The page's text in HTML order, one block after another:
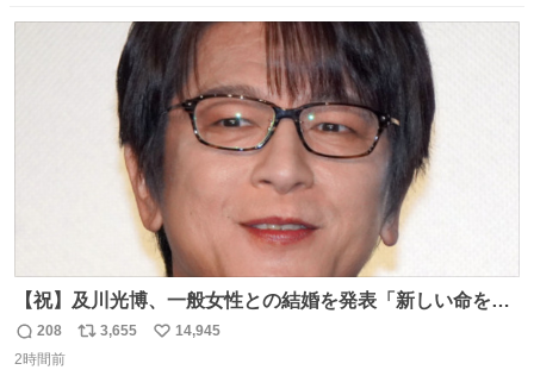
数
【祝】及川光博、一般女性との結婚を発表「新しい命を授
かっております」 news.livedoor.com/lite/article_d…
「私、及川光博はこの度、交際しておりました方と入籍い
返
208
リ
3,655
い
14,945
2時間前